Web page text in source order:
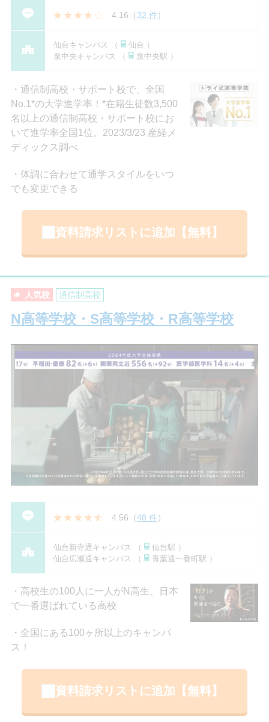
4.16 （32 件）
仙台キャンパス （
仙台 ）
泉中央キャンパス （
泉中央駅 ）
通信制高校・サポート校で、全国
No.1*の大学進学率！*在籍⽣徒数3,500
名以上の通信制⾼校・サポート校にお
いて進学率全国1位。2023/3/23 産経メ
ディックス調べ
体調に合わせて通学スタイルをいつ
でも変更できる
資料請求リストに追加【無料】
人気校 通信制高校
N高等学校・S高等学校・R高等学校
4.56 （48 件）
仙台新寺通キャンパス （
仙台駅 ）
仙台広瀬通キャンパス （
青葉通一番町駅 ）
高校生の100人に一人がN高生、日本
で一番選ばれている高校
全国にある100ヶ所以上のキャンパ
ス！
資料請求リストに追加【無料】